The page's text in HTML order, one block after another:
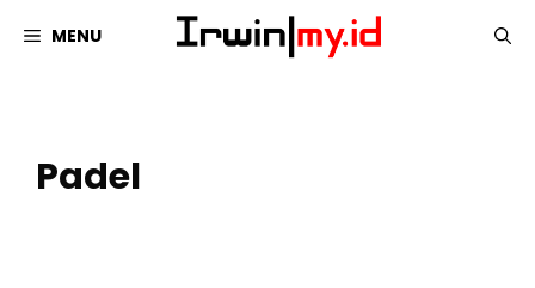
MENU
Padel